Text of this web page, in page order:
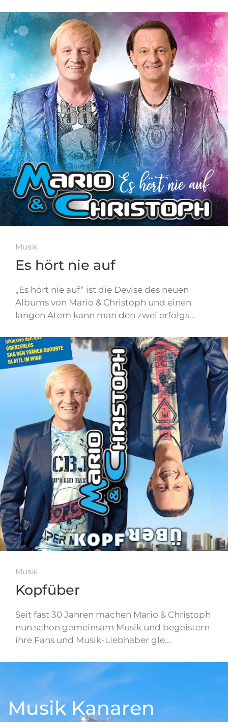
Musik
Es hört nie auf
„Es hört nie auf“ ist die Devise des neuen
Albums von Mario & Christoph und einen
langen Atem kann man den zwei erfolgs…
Musik
Kopfüber
Seit fast 30 Jahren machen Mario & Christoph
nun schon gemeinsam Musik und begeistern
ihre Fans und Musik-Liebhaber gle…
Musik Kanaren